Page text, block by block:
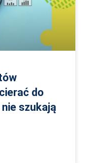
do
szukają